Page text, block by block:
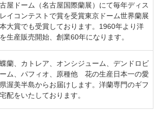
屋ドーム（名古屋国際蘭展）にて毎年ディス
イコンテストで賞を受賞東京ドーム世界蘭展
大賞でも受賞しております。1960年より洋
生産販売開始、創業60年になります。
蘭、カトレア、オンシジューム、デンドロビ
ム、パフィオ、原種他 花の生産日本一の愛
渥美半島からお届けします。洋蘭専門のギフ
宅配をいたしております。